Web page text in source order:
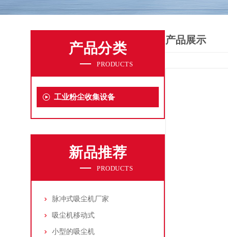
产品分类
PRODUCTS
工业粉尘收集设备
新品推荐
PRODUCTS
脉冲式吸尘机厂家
吸尘机移动式
小型的吸尘机
产品展示